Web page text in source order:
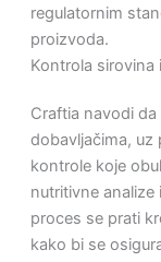
regulatornim
proizvoda.
Kontrola
Craftia navodi
dobavljačima, uz
kontrole koje
nutritivne
proces se prati
kako bi se